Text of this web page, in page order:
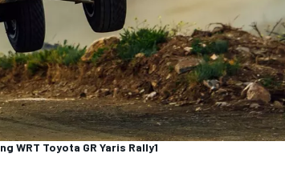
WRT Toyota GR Yaris Rally1